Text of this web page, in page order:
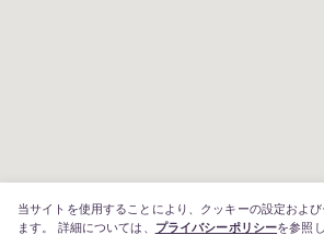
当サイトを使用することにより、クッキーの設定およ
ます。 詳細については、
プライバシーポリシーを参照